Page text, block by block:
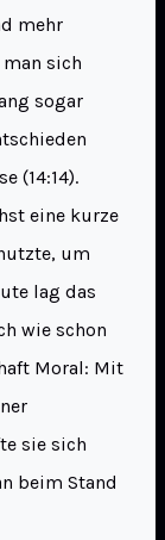
mehr
sich
sogar
(14:14).
eine kurze
um
lag das
wie schon
Moral: Mit
sie sich
beim Stand